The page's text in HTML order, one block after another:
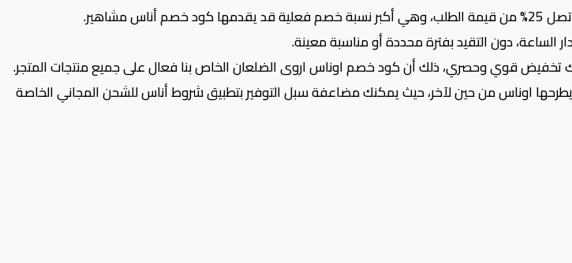
دون التقيد بفترة محددة أو مناسبة معينة.
قوي وحصري، ذلك أن كود خصم اوناس اروى الضلعان الخاص بنا فعال على جميع منتجات المتجر.
اوناس من حين لآخر، حيث يمكنك مضاعفة سبل التوفير بتطبيق شروط أناس للشحن المجاني الخاصة